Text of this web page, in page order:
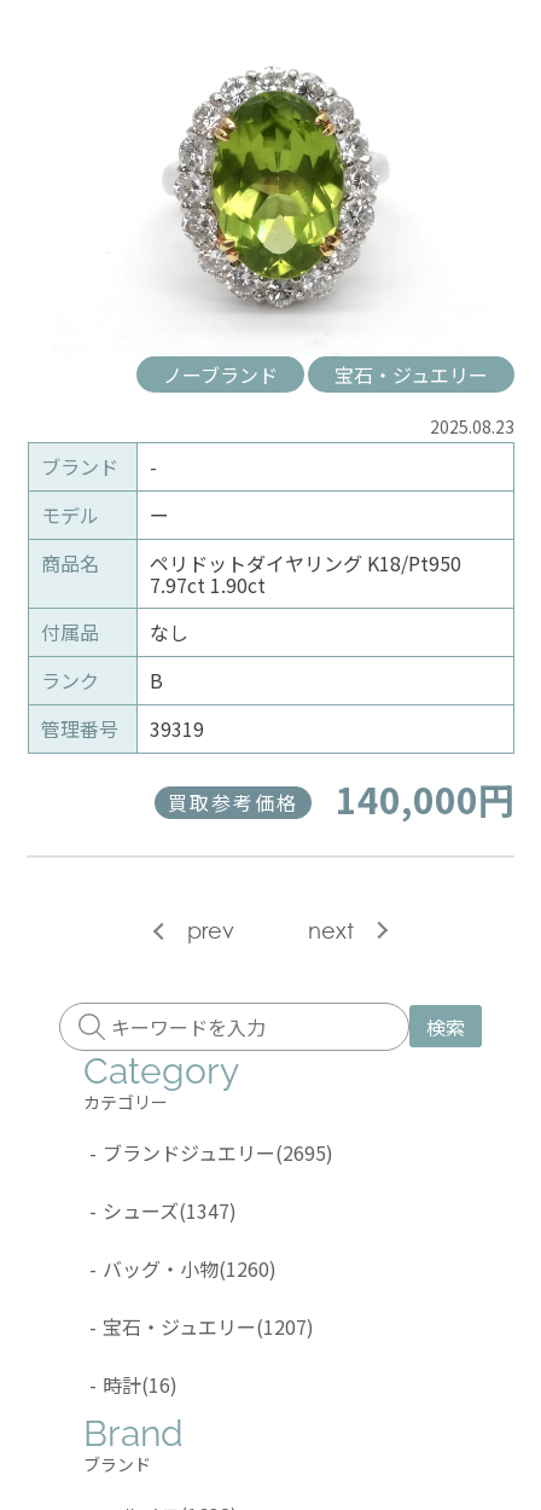
ノーブランド 宝石・ジュエリー
2025.08.23
ブランド
-
モデル
ー
商品名
ペリドットダイヤリング K18/Pt950
7.97ct 1.90ct
付属品
なし
ランク
B
管理番号
39319
買取参考価格 140,000円
prev next
検索
Category
カテゴリー
- ブランドジュエリー(2695)
- シューズ(1347)
- バッグ・小物(1260)
- 宝石・ジュエリー(1207)
- 時計(16)
Brand
ブランド